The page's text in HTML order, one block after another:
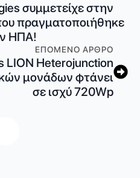
συμμετείχε στην
πραγματοποιήθηκε
ΗΠΑ!
ΕΠΌΜΕΝΟ ΆΡΘΡΟ
LION Heterojunction
μονάδων φτάνει
σε ισχύ 720Wp